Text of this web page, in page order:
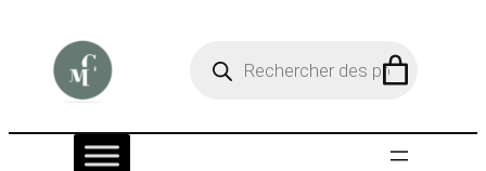
contenu
e